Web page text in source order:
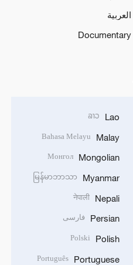
العربية
Documentary
Lao
ລາວ
Malay
Bahasa Melayu
Mongolian
Монгол
Myanmar
မြန်မာဘာသာ
Nepali
नेपाली
Persian فارسی
Polish
Polski
Portuguese
Português